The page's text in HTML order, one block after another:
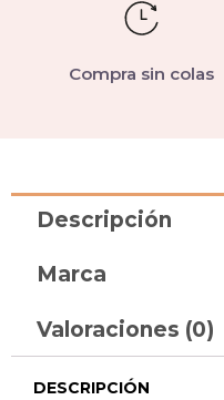
Compra sin colas
Descripción
Marca
Valoraciones (0)
DESCRIPCIÓN